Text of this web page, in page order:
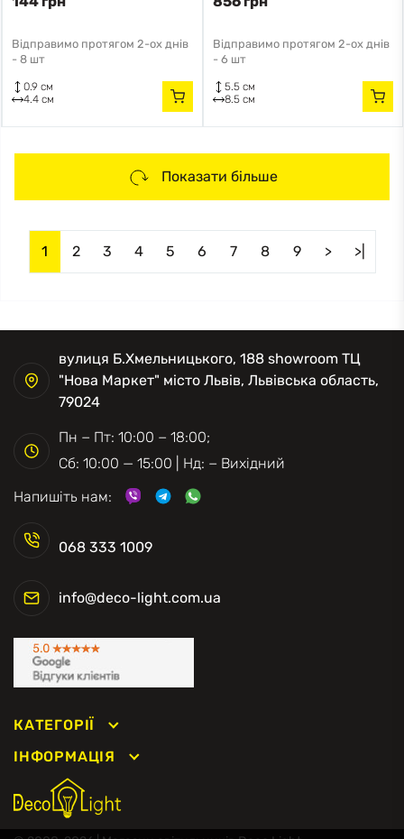
Відправимо протягом 2-ох днів
- 8 шт
0.9 см
4.4 см
Відправимо протягом 2-ох днів
- 6 шт
5.5 см
8.5 см
Показати більше
1 2 3 4 5 6 7 8 9 > >|
КАТЕГОРІЇ
ІНФОРМАЦІЯ
068 333 1009
info@deco-light.com.ua
вулиця Б.Хмельницького, 188 showroom ТЦ
"Нова Маркет" місто Львів, Львівська область,
79024
Пн − Пт: 10:00 − 18:00;
Сб: 10:00 — 15:00 | Нд: − Вихідний
Напишіть нам: